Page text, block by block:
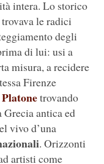
intera. Lo storico
le radici
degli
di lui: usi a
misura, a recidere
Firenze
trovando
antica ed
vivo d’una
. Orizzonti
artisti come